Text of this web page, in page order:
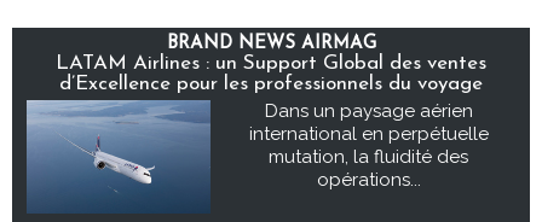
BRAND NEWS AIRMAG
LATAM Airlines : un Support Global des ventes
d’Excellence pour les professionnels du voyage
Dans un paysage aérien
international en perpétuelle
mutation, la fluidité des
opérations...